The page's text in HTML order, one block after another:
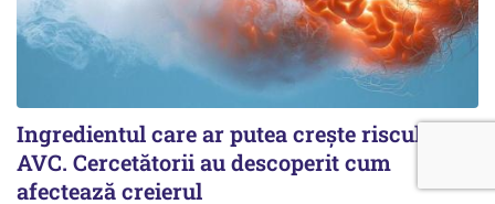
Ingredientul care ar putea crește riscul de
AVC. Cercetătorii au descoperit cum
afectează creierul